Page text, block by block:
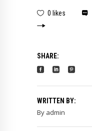
0 likes
SHARE:
WRITTEN BY:
By admin